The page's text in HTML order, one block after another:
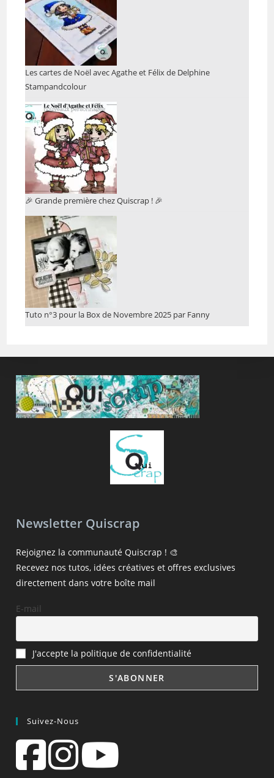
Les cartes de Noël avec Agathe et Félix de Delphine
Stampandcolour
🎉 Grande première chez Quiscrap ! 🎉
Tuto n°3 pour la Box de Novembre 2025 par Fanny
Newsletter Quiscrap
Rejoignez la communauté Quiscrap ! 🎨
Recevez nos tutos, idées créatives et offres exclusives
directement dans votre boîte mail
E-mail
J'accepte la politique de confidentialité
Suivez-Nous